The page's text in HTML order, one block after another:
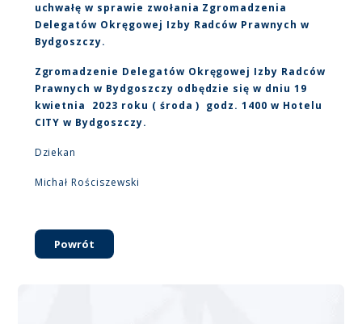
uchwałę w sprawie zwołania Zgromadzenia
Delegatów Okręgowej Izby Radców Prawnych w
Bydgoszczy.
Zgromadzenie Delegatów Okręgowej Izby Radców
Prawnych w Bydgoszczy odbędzie się w dniu 19
kwietnia 2023 roku ( środa ) godz. 1400 w Hotelu
CITY w Bydgoszczy.
Dziekan
Michał Rościszewski
Powrót